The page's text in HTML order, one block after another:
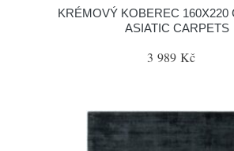
KRÉMOVÝ KOBEREC 160X220
ASIATIC CARPETS
3 989 Kč